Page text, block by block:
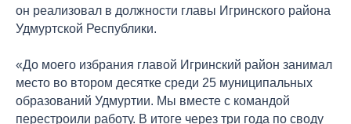
он реализовал в должности главы Игринского района
Удмуртской Республики.
«До моего избрания главой Игринский район занимал
место во втором десятке среди 25 муниципальных
образований Удмуртии. Мы вместе с командой
перестроили работу. В итоге через три года по своду